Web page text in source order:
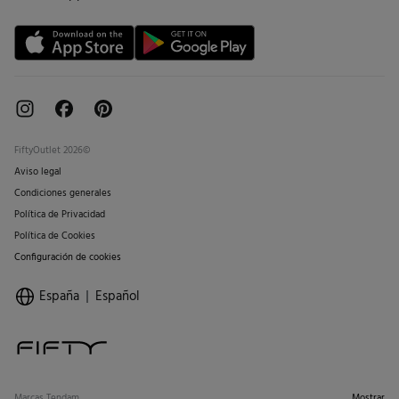
Tarjeta regalo online
FiftyOutlet 2026©
Aviso legal
Condiciones generales
Política de Privacidad
Política de Cookies
Configuración de cookies
España Español